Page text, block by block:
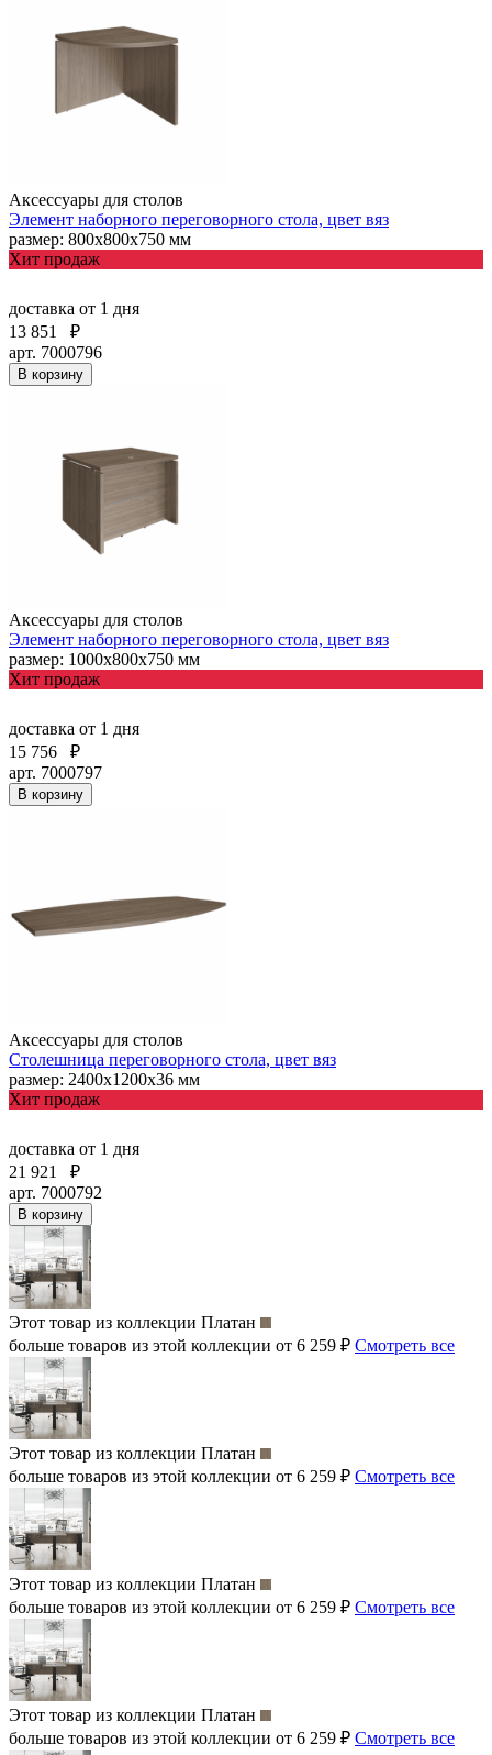
Аксессуары для столов
Элемент наборного переговорного стола, цвет вяз
размер: 800х800х750 мм
Хит продаж
доставка от 1 дня
13 851
₽
арт. 7000796
В корзину
Аксессуары для столов
Элемент наборного переговорного стола, цвет вяз
размер: 1000х800х750 мм
Хит продаж
доставка от 1 дня
15 756
₽
арт. 7000797
В корзину
Аксессуары для столов
Столешница переговорного стола, цвет вяз
размер: 2400х1200х36 мм
Хит продаж
доставка от 1 дня
21 921
₽
арт. 7000792
В корзину
Этот товар из коллекции Платан
больше товаров из этой коллекции от 6 259 ₽ Смотреть все
Этот товар из коллекции Платан
больше товаров из этой коллекции от 6 259 ₽ Смотреть все
Этот товар из коллекции Платан
больше товаров из этой коллекции от 6 259 ₽ Смотреть все
Этот товар из коллекции Платан
больше товаров из этой коллекции от 6 259 ₽ Смотреть все